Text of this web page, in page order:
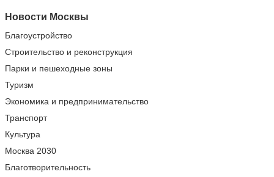
Новости Москвы
Благоустройство
Строительство и реконструкция
Парки и пешеходные зоны
Туризм
Экономика и предпринимательство
Транспорт
Культура
Москва 2030
Благотворительность